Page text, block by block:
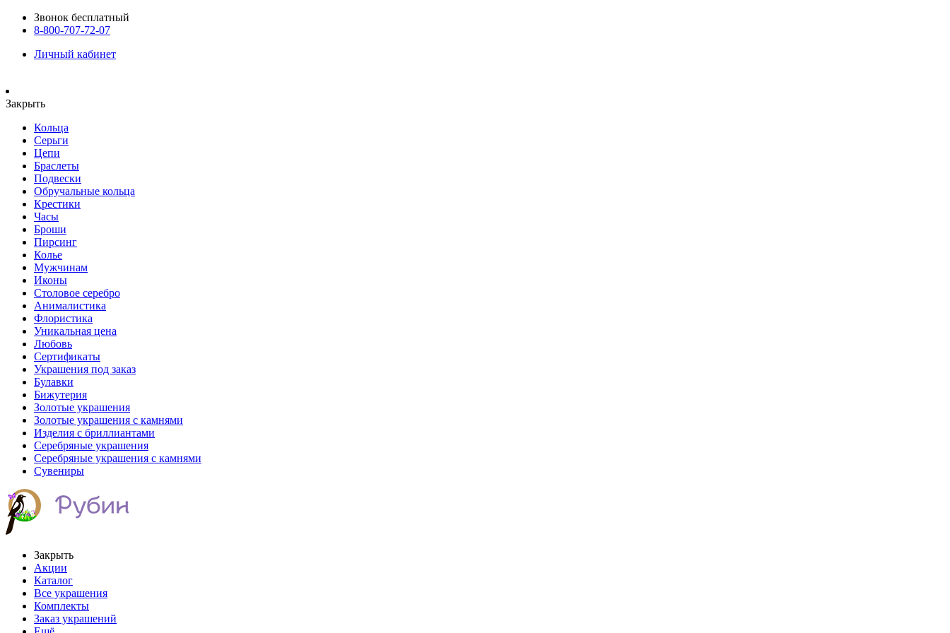
Звонок бесплатный
8-800-707-72-07
Личный кабинет
Закрыть
Кольца
Серьги
Цепи
Браслеты
Подвески
Обручальные кольца
Крестики
Часы
Броши
Пирсинг
Колье
Мужчинам
Иконы
Столовое серебро
Анималистика
Флористика
Уникальная цена
Любовь
Сертификаты
Украшения под заказ
Булавки
Бижутерия
Золотые украшения
Золотые украшения с камнями
Изделия с бриллиантами
Серебряные украшения
Серебряные украшения с камнями
Сувениры
Закрыть
Акции
Каталог
Все украшения
Комплекты
Заказ украшений